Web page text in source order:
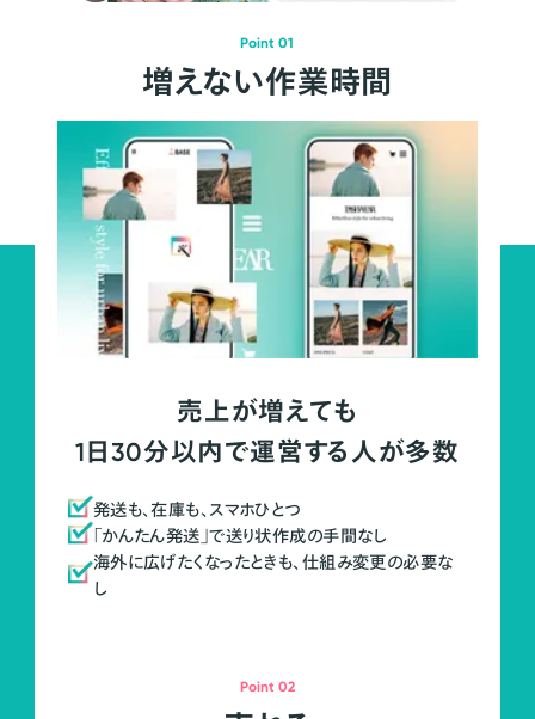
Point 01
増えない作業時間
売上が増えても
1日30分以内で運営する人が多数
発送も、在庫も、スマホひとつ
「かんたん発送」で送り状作成の手間なし
海外に広げたくなったときも、仕組み変更の必要な
し
Point 02